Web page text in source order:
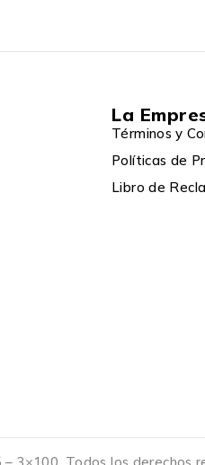
La
Términos y
Políticas de
Libro de